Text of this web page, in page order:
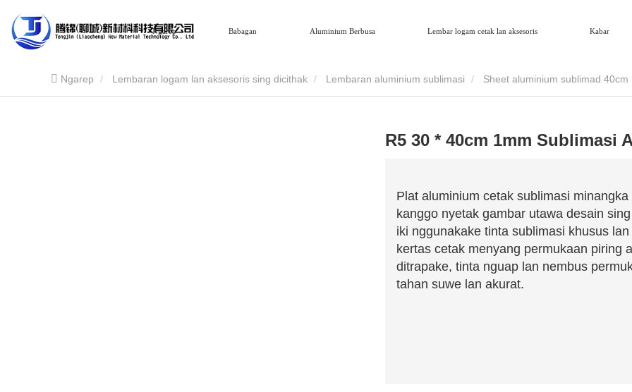
Ngarep Babagan Aluminium Berbusa Lembar logam cetak lan aksesoris Kabar
Ngarep Lembaran logam lan aksesoris sing dicithak Lembaran aluminium sublimasi Sheet aluminium sublimad 40cm
R5 30 * 40cm 1mm Sublimasi
Plat aluminium cetak sublimasi
kanggo nyetak gambar utawa desain
iki nggunakake tinta sublimasi khusus
kertas cetak menyang permukaan piring
ditrapake, tinta nguap lan nembus
tahan suwe lan akurat.